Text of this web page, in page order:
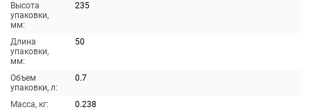
Высота
упаковки,
мм:
235
Длина
упаковки,
мм:
50
Объем
упаковки, л:
0.7
Масса, кг:
0.238